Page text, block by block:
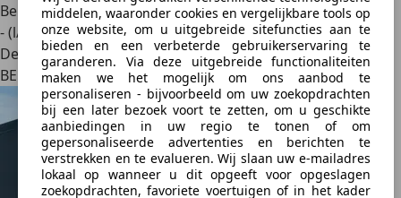
middelen, waaronder cookies en vergelijkbare tools op
onze website, om u uitgebreide sitefuncties aan te
bieden en een verbeterde gebruikerservaring te
garanderen. Via deze uitgebreide functionaliteiten
maken we het mogelijk om ons aanbod te
personaliseren - bijvoorbeeld om uw zoekopdrachten
bij een later bezoek voort te zetten, om u geschikte
aanbiedingen in uw regio te tonen of om
gepersonaliseerde advertenties en berichten te
verstrekken en te evalueren. Wij slaan uw e-mailadres
lokaal op wanneer u dit opgeeft voor opgeslagen
zoekopdrachten, favoriete voertuigen of in het kader
Benzine
- (l/100 km)
Dealer
BE 1861